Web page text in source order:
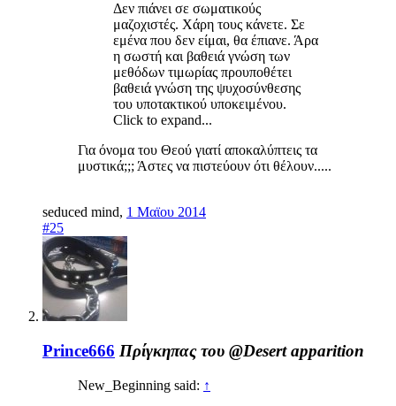
Δεν πιάνει σε σωματικούς
μαζοχιστές. Χάρη τους κάνετε. Σε
εμένα που δεν είμαι, θα έπιανε. Άρα
η σωστή και βαθειά γνώση των
μεθόδων τιμωρίας προυποθέτει
βαθειά γνώση της ψυχοσύνθεσης
του υποτακτικού υποκειμένου.
Click to expand...
Για όνομα του Θεού γιατί αποκαλύπτεις τα
μυστικά;;; Άστες να πιστεύουν ότι θέλουν.....
seduced mind, 1 Μαϊου 2014
#25
Prince666 Πρίγκηπας του @Desert apparition
New_Beginning said: ↑